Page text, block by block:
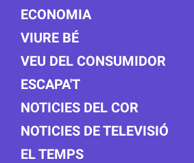
ECONOMIA
VIURE BÉ
VEU DEL CONSUMIDOR
ESCAPA'T
NOTICIES DEL COR
NOTICIES DE TELEVISIÓ
EL TEMPS